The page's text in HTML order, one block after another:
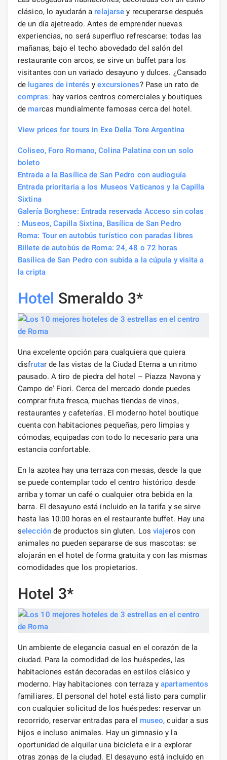
clásico, lo ayudarán a relajarse y recuperarse después
de un día ajetreado. Antes de emprender nuevas
experiencias, no será superfluo refrescarse: todas las
mañanas, bajo el techo abovedado del salón del
restaurante con arcos, se sirve un buffet para los
visitantes con un variado desayuno y dulces. ¿Cansado
de lugares de interés yexcursiones? Pase un rato de
compras: hay varios centros comerciales y boutiques
de marcas mundialmente famosas cerca del hotel.
View prices for tours in Exe Della Tore Argentina
Coliseo, Foro Romano, Colina Palatina con un solo
boleto
Entrada a la Basílica de San Pedro con audioguía
Entrada prioritaria a los Museos Vaticanos y la Capilla
Sixtina
Galería Borghese: Entrada reservada Acceso sin colas
: Museos, Capilla Sixtina, Basílica de San Pedro
Roma: Tour en autobús turístico con paradas libres
Billete de autobús de Roma: 24, 48 o 72 horas
Basílica de San Pedro con subida a la cúpula y visita a
la cripta
Hotel Smeraldo 3*
Una excelente opción para cualquiera que quiera
disfrutar de las vistas de la Ciudad Eterna a un ritmo
pausado. A tiro de piedra del hotel – Piazza Navona y
Campo de' Fiori. Cerca del mercado donde puedes
comprar fruta fresca, muchas tiendas de vinos,
restaurantes y cafeterías. El moderno hotel boutique
cuenta con habitaciones pequeñas, pero limpias y
cómodas, equipadas con todo lo necesario para una
estancia confortable.
En la azotea hay una terraza con mesas, desde la que
se puede contemplar todo el centro histórico desde
arriba y tomar un café o cualquier otra bebida en la
barra. El desayuno está incluido en la tarifa y se sirve
hasta las 10:00 horas en el restaurante buffet. Hay una
selecciónde productos sin gluten. Los viajeros con
animales no pueden separarse de sus mascotas: se
alojarán en el hotel de forma gratuita y con las mismas
comodidades que los propietarios.
Hotel 3*
Un ambiente de elegancia casual en el corazón de la
ciudad. Para la comodidad de los huéspedes, las
habitaciones están decoradas en estilos clásico y
moderno. Hay habitaciones con terraza yapartamentos
familiares. El personal del hotel está listo para cumplir
con cualquier solicitud de los huéspedes: reservar un
recorrido, reservar entradas para el museo, cuidar a sus
hijos e incluso animales. Hay un gimnasio y la
oportunidad de alquilar una bicicleta e ir a explorar
otras zonas de la ciudad. El desayuno está incluido en